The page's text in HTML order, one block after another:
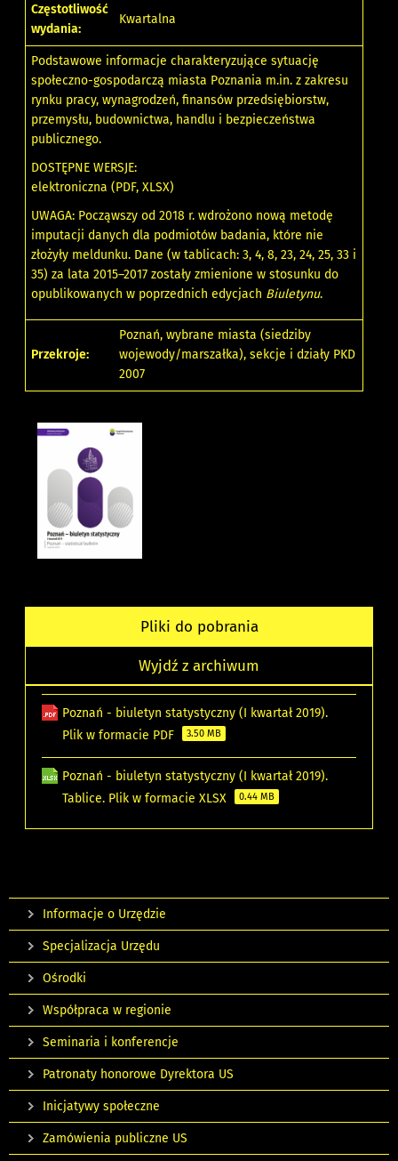
Częstotliwość
wydania:
Kwartalna
Podstawowe informacje charakteryzujące sytuację
społeczno-gospodarczą miasta Poznania m.in. z zakresu
rynku pracy, wynagrodzeń, finansów przedsiębiorstw,
przemysłu, budownictwa, handlu i bezpieczeństwa
publicznego.
DOSTĘPNE WERSJE:
elektroniczna (PDF, XLSX)
UWAGA: Począwszy od 2018 r. wdrożono nową metodę
imputacji danych dla podmiotów badania, które nie
złożyły meldunku. Dane (w tablicach: 3, 4, 8, 23, 24, 25, 33 i
35) za lata 2015–2017 zostały zmienione w stosunku do
opublikowanych w poprzednich edycjach Biuletynu.
Przekroje:
Poznań, wybrane miasta (siedziby
wojewody/marszałka), sekcje i działy PKD
2007
Pliki do pobrania
Wyjdź z archiwum
Poznań - biuletyn statystyczny (I kwartał 2019).
Plik w formacie PDF
3.50 MB
Poznań - biuletyn statystyczny (I kwartał 2019).
Tablice. Plik w formacie XLSX
0.44 MB
Informacje o Urzędzie
Specjalizacja Urzędu
Ośrodki
Współpraca w regionie
Seminaria i konferencje
Patronaty honorowe Dyrektora US
Inicjatywy społeczne
Zamówienia publiczne US